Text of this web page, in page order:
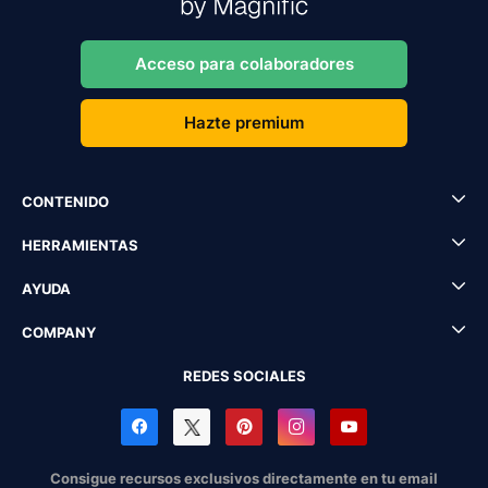
Acceso para colaboradores
Hazte premium
CONTENIDO
HERRAMIENTAS
AYUDA
COMPANY
REDES SOCIALES
Consigue recursos exclusivos directamente en tu email